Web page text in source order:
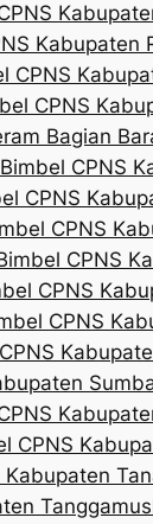
Kabupaten
CPNS
CPNS
Bagian
Bimbel CPNS
CPNS
CPNS
CPNS
CPNS
CPNS
CPNS
Kabupaten
Tanggamus